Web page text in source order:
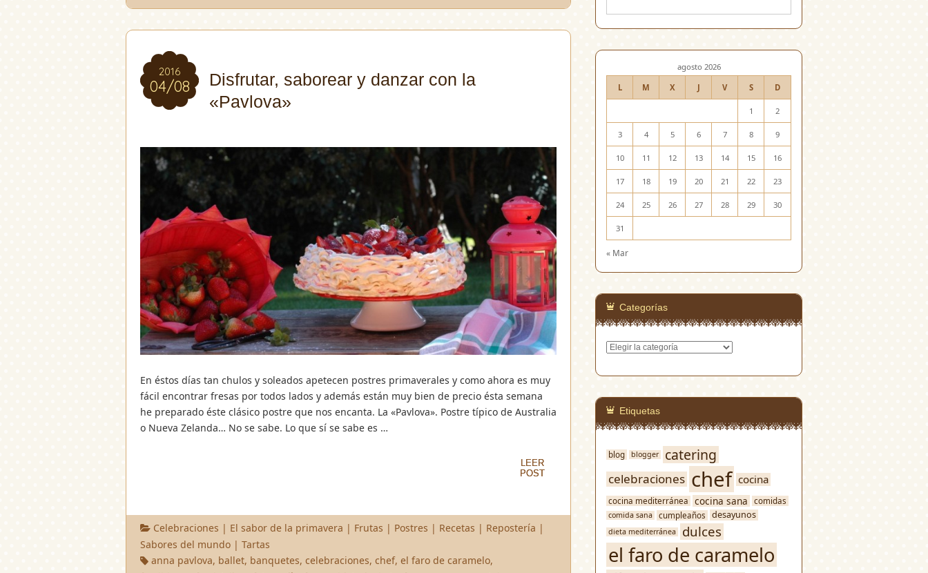
2016
04/08
2016
04/08
Disfrutar, saborear y danzar con la
«Pavlova»
En éstos días tan chulos y soleados apetecen postres primaverales y como ahora es muy
fácil encontrar fresas por todos lados y además están muy bien de precio ésta semana
he preparado éste clásico postre que nos encanta. La «Pavlova». Postre típico de Australia
o Nueva Zelanda… No se sabe. Lo que sí se sabe es …
LEER
POST
LEER
POST
Celebraciones | El sabor de la primavera | Frutas | Postres | Recetas | Repostería |
Sabores del mundo | Tartas
anna pavlova, ballet, banquetes,celebraciones,chef,el faro de caramelo,
agosto 2026
L M X J V S D
1 2
3 4 5 6 7 8 9
10 11 12 13 14 15 16
17 18 19 20 21 22 23
24 25 26 27 28 29 30
31
« Mar
Categorías
Categorías
Etiquetas
blog blogger catering
celebraciones chef cocina
cocina mediterránea cocina sana comidas
comida sana cumpleaños desayunos
dieta mediterránea dulces
el faro de caramelo